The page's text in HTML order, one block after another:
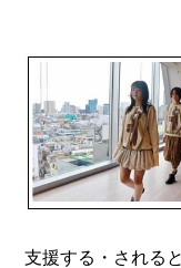
支援する・される